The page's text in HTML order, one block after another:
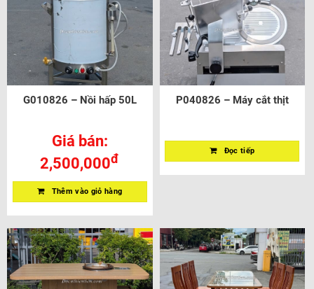
G010826 – Nồi hấp 50L
Giá bán:
2,500,000đ
Thêm vào giỏ hàng
P040826 – Máy cắt thịt
Đọc tiếp